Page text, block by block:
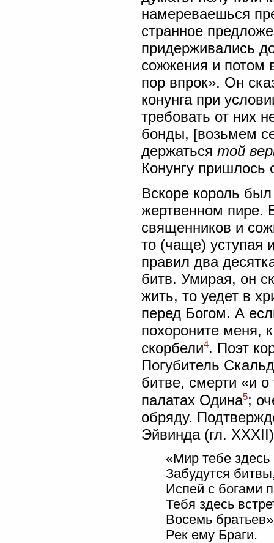
намереваешься
странное
придерживались
сожжения и потом
пор впрок». Он
конунга при
требовать от них
бонды, [возьмем
держаться той
Конунгу пришлось
Вскоре король
жертвенном пире.
священников и
то (чаще) уступая
правил два
битв. Умирая, он
жить, то уедет в
перед Богом. А
похороните меня,
скорбели4. Поэт
Погубитель
битве, смерти «и
палатах Одина5;
обряду.
Эйвинда (гл.
«Мир тебе здесь
Забудутся
Испей с богами
Тебя здесь
Восемь
Рек ему Браги.